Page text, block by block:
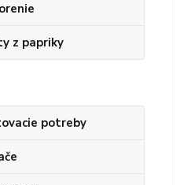
z papriky
potreby